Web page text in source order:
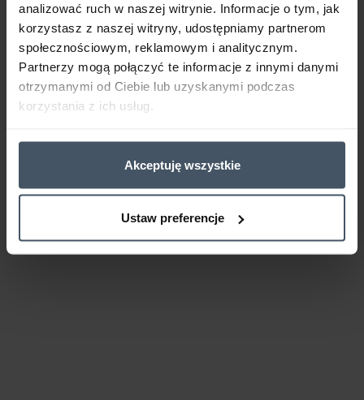
analizować ruch w naszej witrynie. Informacje o tym, jak
korzystasz z naszej witryny, udostępniamy partnerom
społecznościowym, reklamowym i analitycznym.
Partnerzy mogą połączyć te informacje z innymi danymi
otrzymanymi od Ciebie lub uzyskanymi podczas
korzystania z ich usług.
Akceptuję wszystkie
Ustaw preferencje